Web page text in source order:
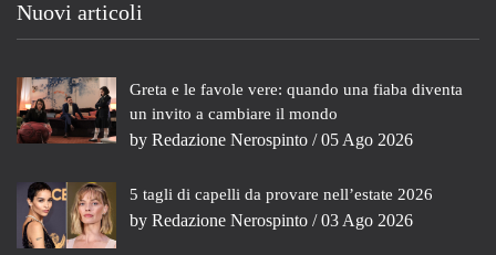
Nuovi articoli
Greta e le favole vere: quando una fiaba diventa
un invito a cambiare il mondo
by Redazione Nerospinto / 05 Ago 2026
5 tagli di capelli da provare nell’estate 2026
by Redazione Nerospinto / 03 Ago 2026